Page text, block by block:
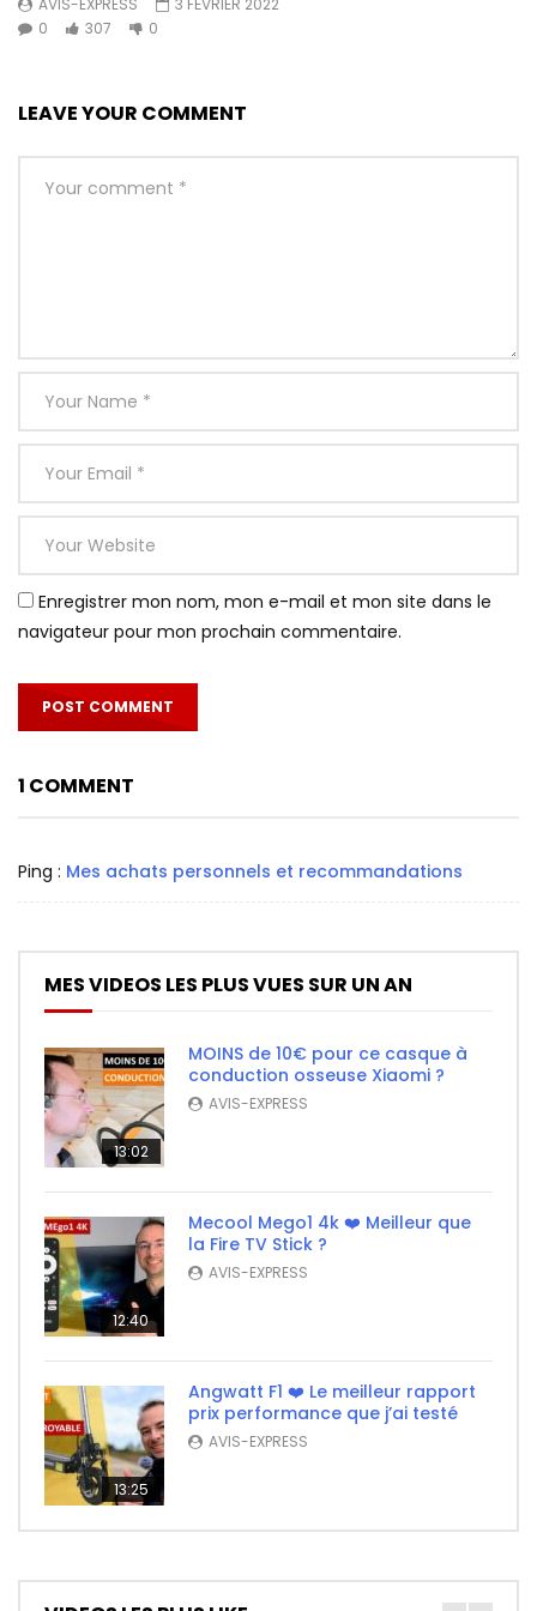
AVIS-EXPRESS
3 FÉVRIER 2022
0
307 0
LEAVE YOUR COMMENT
Enregistrer mon nom, mon e-mail et mon site dans le
navigateur pour mon prochain commentaire.
1 COMMENT
Ping : Mes achats personnels et recommandations
MES VIDEOS LES PLUS VUES SUR UN AN
13:02
MOINS de 10€ pour ce casque à
conduction osseuse Xiaomi ?
AVIS-EXPRESS
12:40
Mecool Mego1 4k ❤️ Meilleur que
la Fire TV Stick ?
AVIS-EXPRESS
13:25
Angwatt F1 ❤️ Le meilleur rapport
prix performance que j’ai testé
AVIS-EXPRESS